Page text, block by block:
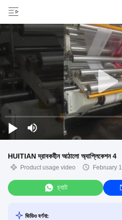
HUITIAN দ্রাবকহীন আঠালো অ্যাপ্লিকেশন 4
Product usage video February
চ্যাট
ভিডিও বর্ণনা: